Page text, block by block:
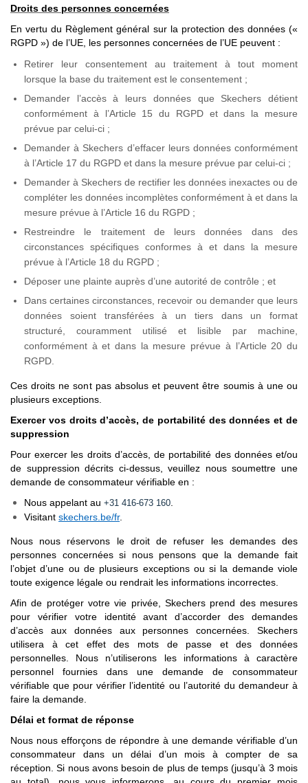
Droits des personnes concernées
En vertu du Règlement général sur la protection des données («
RGPD ») de l’UE, les personnes concernées de l’UE peuvent :
Retirer leur consentement au traitement à tout moment
lorsque la base du traitement est le consentement ;
Demander l’accès à leurs données que Skechers détient
conformément à l’Article 15 du RGPD et dans la mesure
prévue par celui-ci ;
Demander à Skechers d’effacer leurs données conformément
à l’Article 17 du RGPD et dans la mesure prévue par celui-ci ;
Demander à Skechers de rectifier les données inexactes ou de
compléter les données incomplètes conformément à et dans la
mesure prévue à l’Article 16 du RGPD ;
Restreindre le traitement de leurs données dans des
circonstances spécifiques conformes à et dans la mesure
prévue à l’Article 18 du RGPD ;
Déposer une plainte auprès d’une autorité de contrôle ; et
Dans certaines circonstances, recevoir ou demander que leurs
données soient transférées à un tiers dans un format
structuré, couramment utilisé et lisible par machine,
conformément à et dans la mesure prévue à l’Article 20 du
RGPD.
Ces droits ne sont pas absolus et peuvent être soumis à une ou
plusieurs exceptions.
Exercer vos droits d’accès, de portabilité des données et de
suppression
Pour exercer les droits d’accès, de portabilité des données et/ou
de suppression décrits ci-dessus, veuillez nous soumettre une
demande de consommateur vérifiable en :
Nous appelant au +31 416-673 160
Visitant skechers.be/fr.
Nous nous réservons le droit de refuser les demandes des
personnes concernées si nous pensons que la demande fait
l’objet d’une ou de plusieurs exceptions ou si la demande viole
toute exigence légale ou rendrait les informations incorrectes.
Afin de protéger votre vie privée, Skechers prend des mesures
pour vérifier votre identité avant d’accorder des demandes
d’accès aux données aux personnes concernées. Skechers
utilisera à cet effet des mots de passe et des données
personnelles. Nous n’utiliserons les informations à caractère
personnel fournies dans une demande de consommateur
vérifiable que pour vérifier l’identité ou l’autorité du demandeur à
faire la demande.
Délai et format de réponse
Nous nous efforçons de répondre à une demande vérifiable d’un
consommateur dans un délai d’un mois à compter de sa
réception. Si nous avons besoin de plus de temps (jusqu’à 3 mois